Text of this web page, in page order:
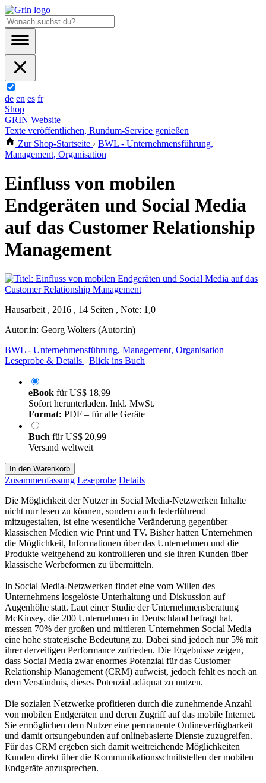
de en es fr
Shop
GRIN Website
Texte veröffentlichen, Rundum-Service genießen
Zur Shop-Startseite › BWL - Unternehmensführung,
Management, Organisation
Einfluss von mobilen
Endgeräten und Social Media
auf das Customer Relationship
Management
Hausarbeit , 2016 , 14 Seiten , Note: 1,0
Autor:in: Georg Wolters (Autor:in)
BWL - Unternehmensführung, Management, Organisation
Leseprobe & Details
Blick ins Buch
eBook fürUS$ 18,99
Sofort herunterladen. Inkl. MwSt.
Format: PDF – für alle Geräte
Buch fürUS$ 20,99
Versand weltweit
In den Warenkorb
Zusammenfassung Leseprobe Details
Die Möglichkeit der Nutzer in Social Media-Netzwerken Inhalte
nicht nur lesen zu können, sondern auch federführend
mitzugestalten, ist eine wesentliche Veränderung gegenüber
klassischen Medien wie Print und TV. Bisher hatten Unternehmen
die Möglichkeit, Informationen über das Unternehmen und die
Produkte weitgehend zu kontrollieren und sie ihren Kunden über
klassische Werbeformen zu übermitteln.
In Social Media-Netzwerken findet eine vom Willen des
Unternehmens losgelöste Unterhaltung und Diskussion auf
Augenhöhe statt. Laut einer Studie der Unternehmensberatung
McKinsey, die 200 Unternehmen in Deutschland befragt hat,
messen 70% der großen und mittleren Unternehmen Social Media
eine hohe strategische Bedeutung zu. Dabei sind jedoch nur 5% mit
ihrer derzeitigen Performance zufrieden. Die Ergebnisse zeigen,
dass Social Media zwar enormes Potenzial für das Customer
Relationship Management (CRM) aufweist, jedoch fehlt es noch an
dem Verständnis, dieses Potenzial adäquat zu nutzen.
Die sozialen Netzwerke profitieren durch die zunehmende Anzahl
von mobilen Endgeräten und deren Zugriff auf das mobile Internet.
Sie ermöglichen dem Nutzer eine permanente Onlineverfügbarkeit
und damit ortsungebunden auf onlinebasierte Dienste zuzugreifen.
Für das CRM ergeben sich damit weitreichende Möglichkeiten
Kunden direkt über die Kommunikationsschnittstellen der mobilen
Endgeräte anzusprechen.